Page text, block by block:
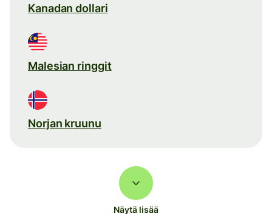
Kanadan dollari
Malesian ringgit
Norjan kruunu
Näytä lisää